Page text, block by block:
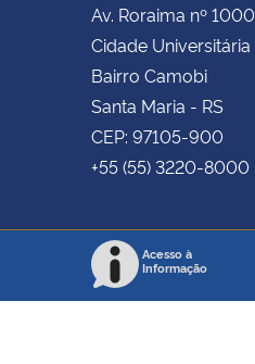
Av. Roraima nº 1000
Cidade Universitária
Bairro Camobi
Santa Maria - RS
CEP: 97105-900
+55 (55) 3220-8000
Acesso à
Informação